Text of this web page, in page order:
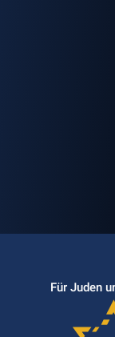
Für Juden